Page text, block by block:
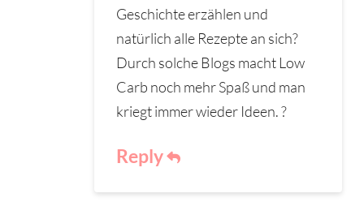
Geschichte erzählen und
natürlich alle Rezepte an sich?
Durch solche Blogs macht Low
Carb noch mehr Spaß und man
kriegt immer wieder Ideen. ?
Reply